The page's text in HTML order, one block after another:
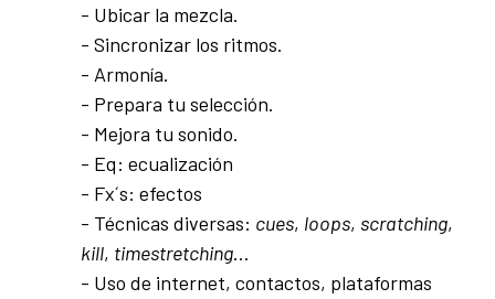
- Ubicar la mezcla.
- Sincronizar los ritmos.
- Armonía.
- Prepara tu selección.
- Mejora tu sonido.
- Eq: ecualización
- Fx´s: efectos
- Técnicas diversas: cues, loops, scratching,
kill, timestretching…
- Uso de internet, contactos, plataformas